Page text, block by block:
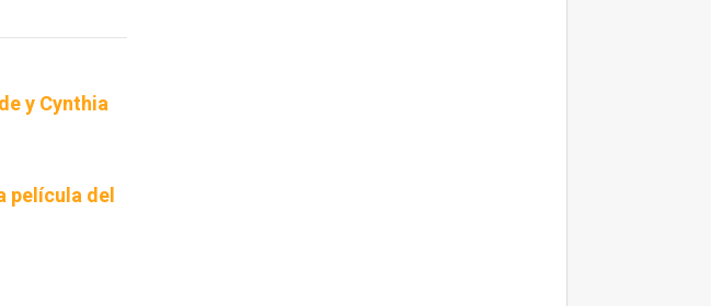
y Cynthia
película del